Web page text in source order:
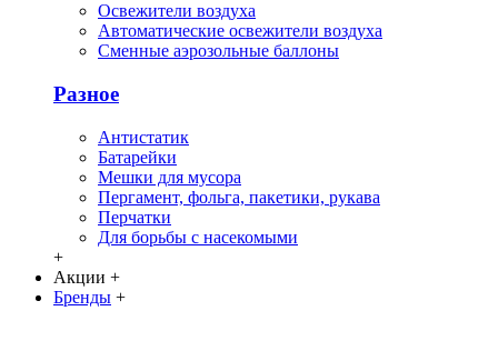
Освежители воздуха
Автоматические освежители воздуха
Сменные аэрозольные баллоны
Разное
Антистатик
Батарейки
Мешки для мусора
Пергамент, фольга, пакетики, рукава
Перчатки
Для борьбы с насекомыми
+
Акции +
Бренды +